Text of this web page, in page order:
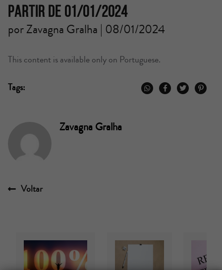
PARTIR DE 01/01/2024
por Zavagna Gralha | 08/01/2024
This content is available only on Portuguese.
Tags:
Zavagna Gralha
Voltar